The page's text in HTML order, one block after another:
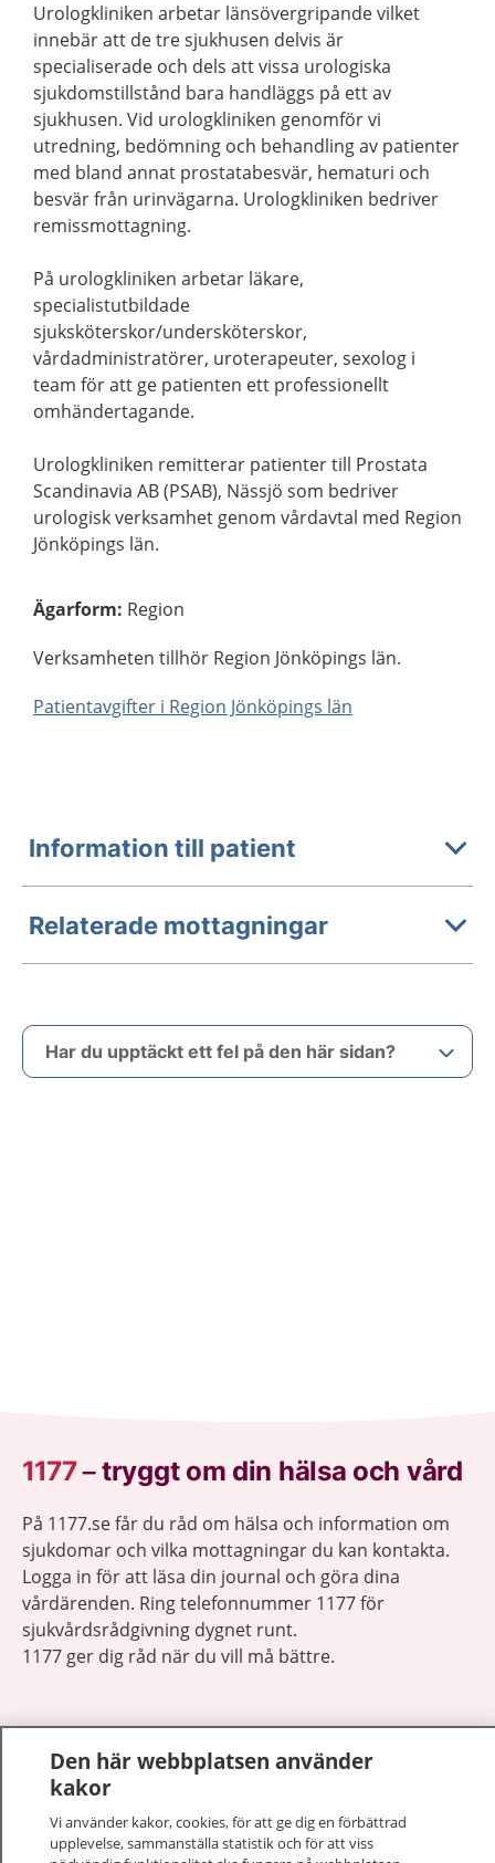
Urologkliniken arbetar länsövergripande vilket
innebär att de tre sjukhusen delvis är
specialiserade och dels att vissa urologiska
sjukdomstillstånd bara handläggs på ett av
sjukhusen. Vid urologkliniken genomför vi
utredning, bedömning och behandling av patienter
med bland annat prostatabesvär, hematuri och
besvär från urinvägarna. Urologkliniken bedriver
remissmottagning.
På urologkliniken arbetar läkare,
specialistutbildade
sjuksköterskor/undersköterskor,
vårdadministratörer, uroterapeuter, sexolog i
team för att ge patienten ett professionellt
omhändertagande.
Urologkliniken remitterar patienter till Prostata
Scandinavia AB (PSAB), Nässjö som bedriver
urologisk verksamhet genom vårdavtal med Region
Jönköpings län.
Ägarform: Region
Verksamheten tillhör Region Jönköpings län.
Patientavgifter i Region Jönköpings län
Information till patient
Relaterade mottagningar
Har du upptäckt ett fel på den här sidan?
1177–tryggt om din hälsa och vård
På 1177.se får du råd om hälsa och information om
sjukdomar och vilka mottagningar du kan kontakta.
Logga in för att läsa din journal och göra dina
vårdärenden. Ring telefonnummer 1177 för
sjukvårdsrådgivning dygnet runt.
1177 ger dig råd när du vill må bättre.
Den här webbplatsen använder
kakor
Vi använder kakor, cookies, för att ge dig en förbättrad
upplevelse, sammanställa statistik och för att viss